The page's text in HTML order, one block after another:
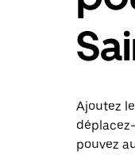
Ajoutez
pouvez